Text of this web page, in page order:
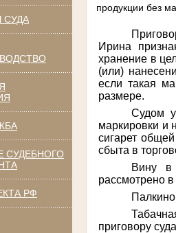
СУДА
СУДЕБНОГО
РФ
продукции без
Ирина
хранение в
(или)
если такая
размере.
Судом
маркировки и
сигарет
сбыта в
Вину в
рассмотрено
приговору